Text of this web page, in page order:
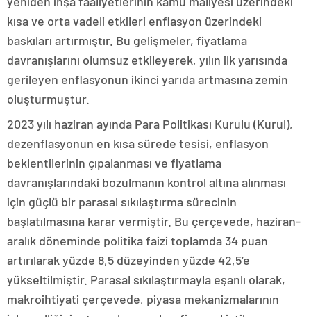
kısa ve orta vadeli etkileri enflasyon üzerindeki
baskıları artırmıştır. Bu gelişmeler, fiyatlama
davranışlarını olumsuz etkileyerek, yılın ilk yarısında
gerileyen enflasyonun ikinci yarıda artmasına zemin
oluşturmuştur.
2023 yılı haziran ayında Para Politikası Kurulu (Kurul),
dezenflasyonun en kısa sürede tesisi, enflasyon
beklentilerinin çıpalanması ve fiyatlama
davranışlarındaki bozulmanın kontrol altına alınması
için güçlü bir parasal sıkılaştırma sürecinin
başlatılmasına karar vermiştir. Bu çerçevede, haziran-
aralık döneminde politika faizi toplamda 34 puan
artırılarak yüzde 8,5 düzeyinden yüzde 42,5’e
yükseltilmiştir. Parasal sıkılaştırmayla eşanlı olarak,
makroihtiyati çerçevede, piyasa mekanizmalarının